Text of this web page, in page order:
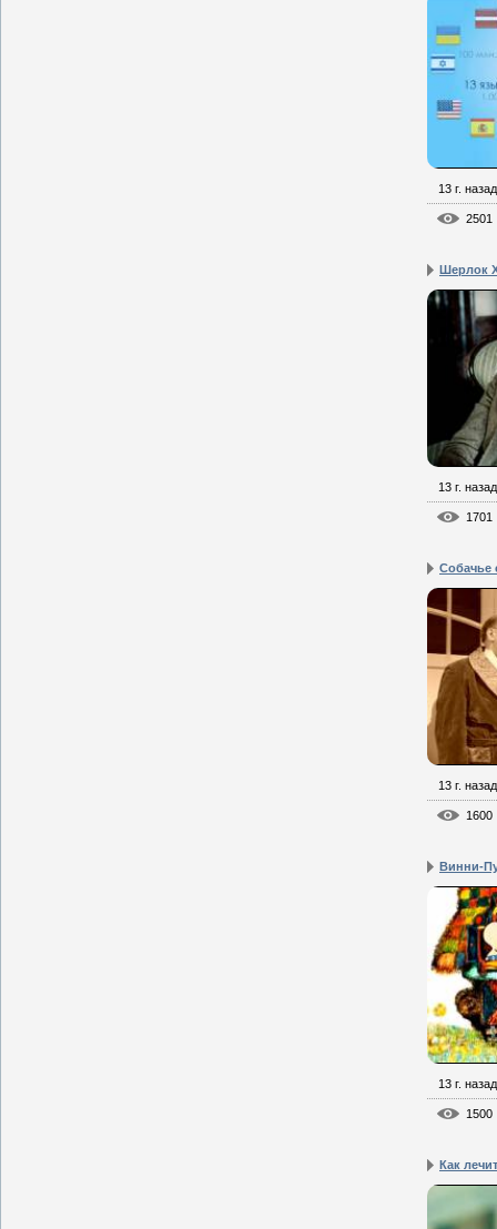
13 г. назад
2501
Шерлок
13 г. назад
1701
Собачье
13 г. назад
1600
Винни-
13 г. назад
1500
Как